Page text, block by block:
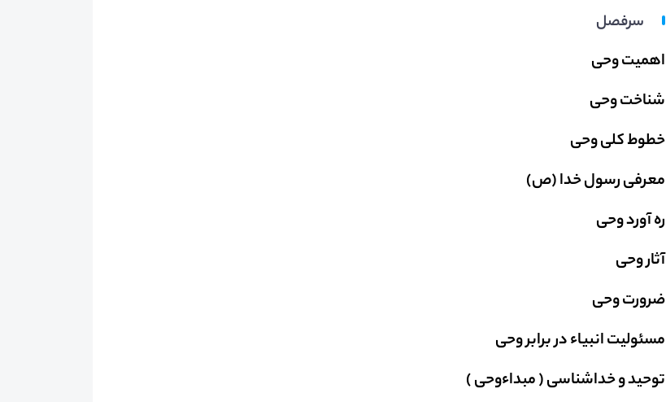
سرفصل
اهمیت وحی
شناخت وحی
خطوط کلی وحی
معرفی رسول خدا (ص)
ره آورد وحی
آثار وحی
ضرورت وحی
مسئولیت انبیاء در برابر وحی
توحید و خداشناسی ( مبداءوحی )